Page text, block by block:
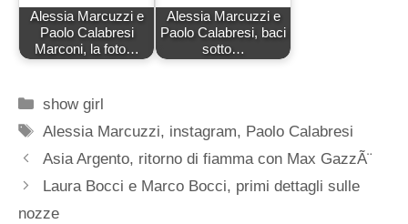
Alessia Marcuzzi e
Paolo Calabresi
Marconi, la foto…
Alessia Marcuzzi e
Paolo Calabresi, baci
sotto…
Categorie
show girl
Tag
Alessia Marcuzzi, instagram, Paolo Calabresi
Asia Argento, ritorno di fiamma con Max GazzÃ¨
Laura Bocci e Marco Bocci, primi dettagli sulle
nozze